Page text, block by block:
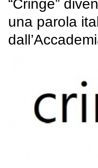
“Cringe”
una parola